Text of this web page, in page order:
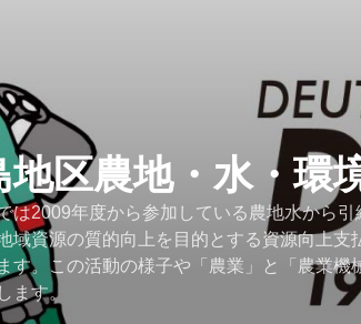
区農地・水・環
は2009年度から参加している農地水から
域資源の質的向上を目的とする資源向上
す。この活動の様子や「農業」と「農業機
ます。